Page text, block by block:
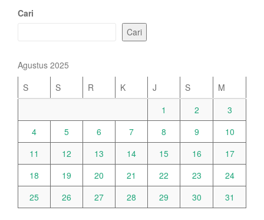
Cari
Cari
Agustus 2025
S
S R K J S
M
1
2
3
4
5 6 7 8 9
10
11
12 13 14 15 16
17
18
19 20 21 22 23
24
25
26 27 28 29 30 31